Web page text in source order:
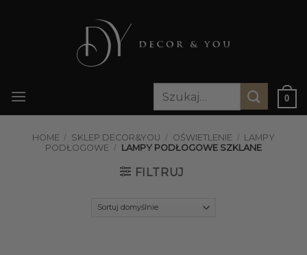
Szukaj:
0
HOME / SKLEP DECOR&YOU / OŚWIETLENIE / LAMPY
PODŁOGOWE / LAMPY PODŁOGOWE SZKLANE
FILTRUJ